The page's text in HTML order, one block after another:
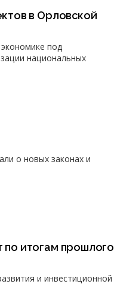
в Орловской
под
национальных
о новых законах и
по итогам прошлого
и инвестиционной